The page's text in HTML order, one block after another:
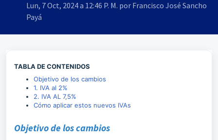
Lun, 7 Oct, 2024 a 12:46 P. M. por Francisco José Sancho
Payá
TABLA DE CONTENIDOS
Objetivo de los cambios
1. IVA al 2%
2. IVA AL 7,5%
Cómo aplicar estos nuevos IVAs
Objetivo de los cambios